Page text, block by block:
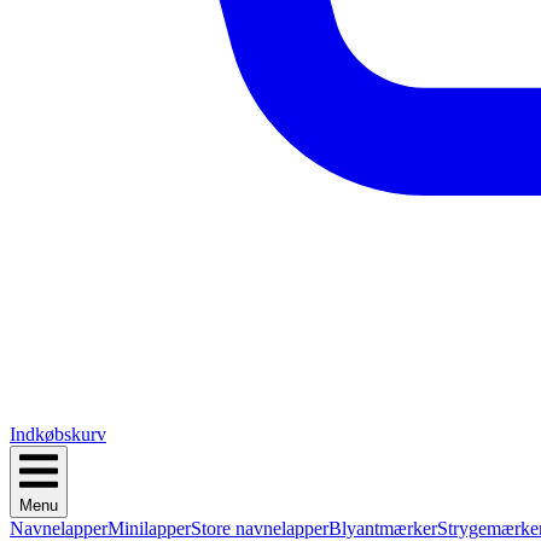
Indkøbskurv
Menu
NavnelapperMinilapperStore navnelapperBlyantmærker